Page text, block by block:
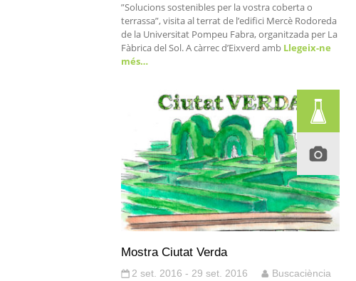
”Solucions sostenibles per la vostra coberta o
terrassa”, visita al terrat de l’edifici Mercè Rodoreda
de la Universitat Pompeu Fabra, organitzada per La
Fàbrica del Sol. A càrrec d’Eixverd amb Llegeix-ne
més…
Mostra Ciutat Verda
2 set. 2016 - 29 set. 2016 Buscaciència